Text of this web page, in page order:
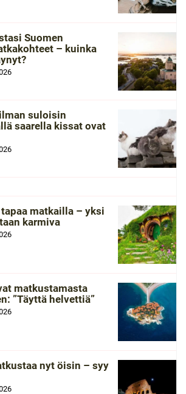
Suomen
– kuinka
suloisin
saarella kissat ovat
matkailla – yksi
karmiva
matkustamasta
”Täyttä helvettiä”
nyt öisin – syy